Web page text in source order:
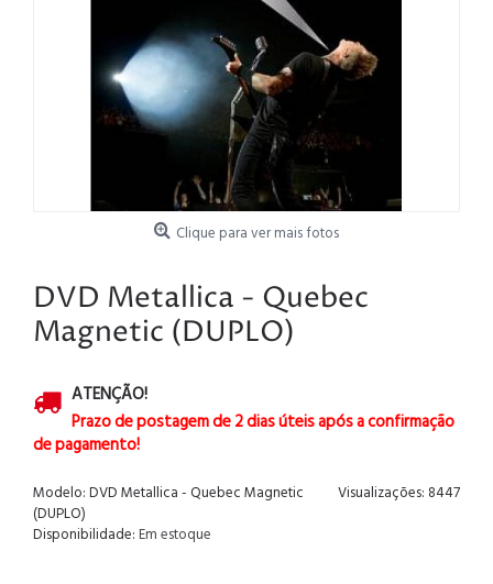
Clique para ver mais fotos
DVD Metallica - Quebec
Magnetic (DUPLO)
ATENÇÃO!
Prazo de postagem de 2 dias úteis após a confirmação
de pagamento!
Visualizações: 8447
Modelo:DVD Metallica - Quebec Magnetic
(DUPLO)
Disponibilidade:Em estoque